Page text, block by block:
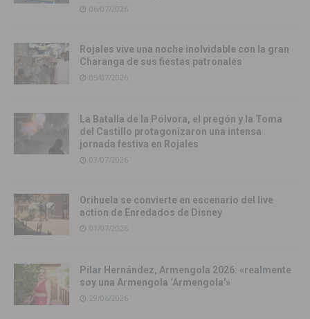
06/07/2026
Rojales vive una noche inolvidable con la gran
Charanga de sus fiestas patronales
05/07/2026
La Batalla de la Pólvora, el pregón y la Toma
del Castillo protagonizaron una intensa
jornada festiva en Rojales
03/07/2026
Orihuela se convierte en escenario del live
action de Enredados de Disney
01/07/2026
Pilar Hernández, Armengola 2026: «realmente
soy una Armengola ‘Armengola'»
29/06/2026